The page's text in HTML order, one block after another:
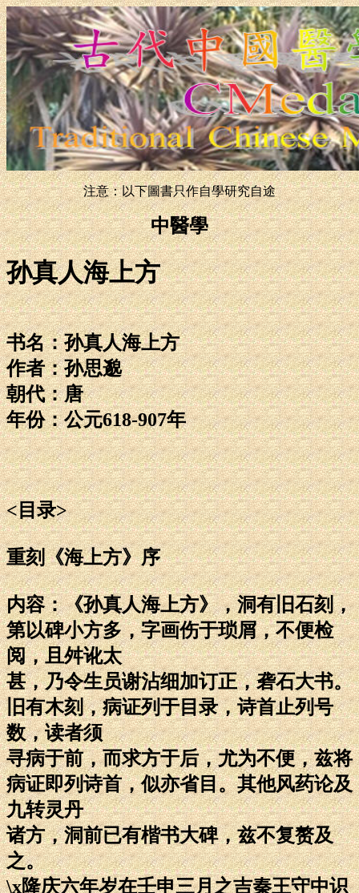
注意：以下圖書只作自學研究自途
中醫學
孙真人海上方
书名：孙真人海上方
作者：孙思邈
朝代：唐
年份：公元618-907年
<目录>
重刻《海上方》序
内容：《孙真人海上方》，洞有旧石刻，
第以碑小方多，字画伤于琐屑，不便检
阅，且舛讹太
甚，乃令生员谢沾细加订正，砻石大书。
旧有木刻，病证列于目录，诗首止列号
数，读者须
寻病于前，而求方于后，尤为不便，兹将
病证即列诗首，似亦省目。其他风药论及
九转灵丹
诸方，洞前已有楷书大碑，兹不复赘及
之。
\x隆庆六年岁在壬申三月之吉秦王守中识